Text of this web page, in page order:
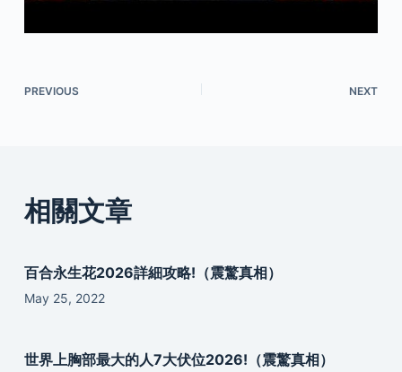
PREVIOUS NEXT
相關文章
百合永生花2026詳細攻略!（震驚真相）
May 25, 2022
世界上胸部最大的人7大伏位2026!（震驚真相）